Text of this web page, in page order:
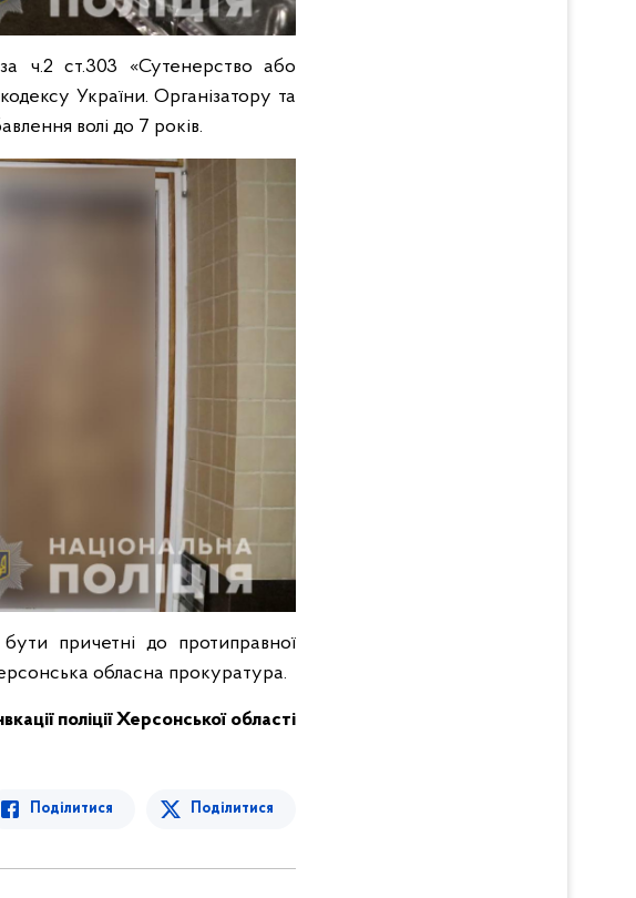
ч.2 ст.303 «Сутенерство або
України. Організатору та
волі до 7 років.
причетні до протиправної
обласна прокуратура.
поліції Херсонської області
Поділитися Поділитися